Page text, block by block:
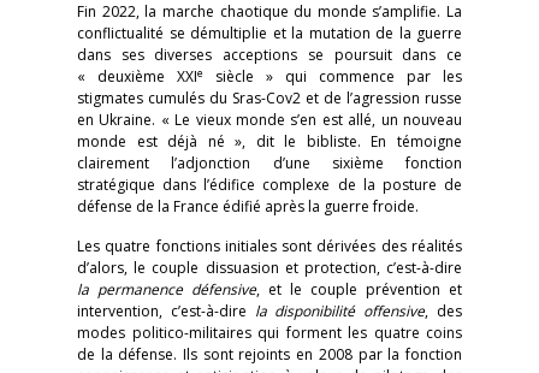
Fin 2022, la marche chaotique du monde s’amplifie. La
conflictualité se démultiplie et la mutation de la guerre
dans ses diverses acceptions se poursuit dans ce
« deuxième XXIe
siècle » qui commence par les
stigmates cumulés du Sras-Cov2 et de l’agression russe
en Ukraine. « Le vieux monde s’en est allé, un nouveau
monde est déjà né », dit le bibliste. En témoigne
clairement l’adjonction d’une sixième fonction
stratégique dans l’édifice complexe de la posture de
défense de la France édifié après la guerre froide.
Les quatre fonctions initiales sont dérivées des réalités
d’alors, le couple dissuasion et protection, c’est-à-dire
la permanence défensive, et le couple prévention et
intervention, c’est-à-dire la disponibilité offensive, des
modes politico-militaires qui forment les quatre coins
de la défense. Ils sont rejoints en 2008 par la fonction